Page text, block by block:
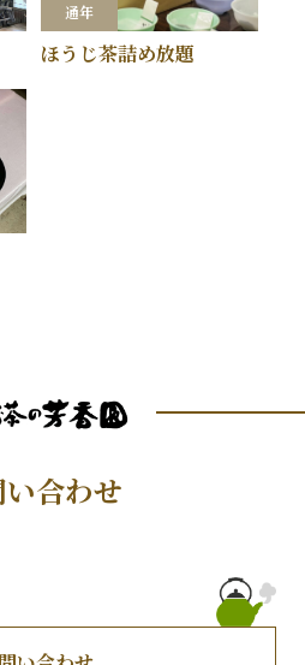
通年
ほうじ茶詰め放題
合わせ